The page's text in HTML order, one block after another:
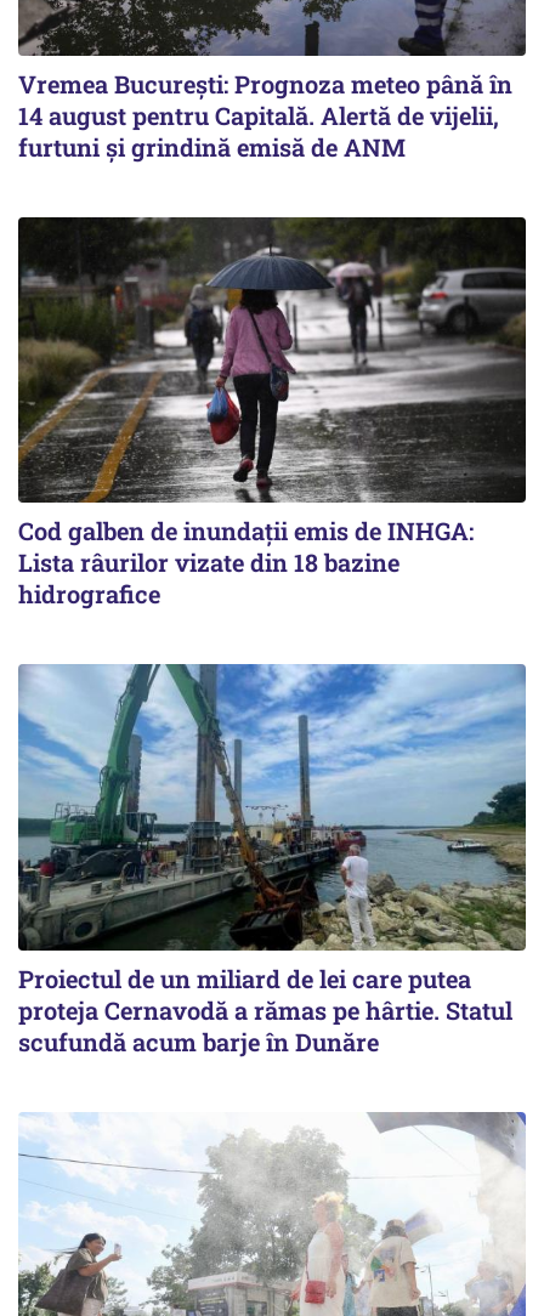
Vremea București: Prognoza meteo până în
14 august pentru Capitală. Alertă de vijelii,
furtuni și grindină emisă de ANM
Cod galben de inundații emis de INHGA:
Lista râurilor vizate din 18 bazine
hidrografice
Proiectul de un miliard de lei care putea
proteja Cernavodă a rămas pe hârtie. Statul
scufundă acum barje în Dunăre